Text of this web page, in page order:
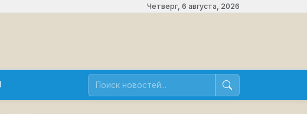
Четверг, 6 августа, 2026